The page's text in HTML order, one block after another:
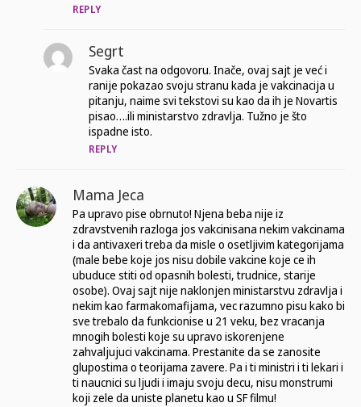
REPLY
Segrt
Svaka čast na odgovoru. Inače, ovaj sajt je već i
ranije pokazao svoju stranu kada je vakcinacija u
pitanju, naime svi tekstovi su kao da ih je Novartis
pisao….ili ministarstvo zdravlja. Tužno je što
ispadne isto.
REPLY
Mama Jeca
Pa upravo pise obrnuto! Njena beba nije iz
zdravstvenih razloga jos vakcinisana nekim vakcinama
i da antivaxeri treba da misle o osetljivim kategorijama
(male bebe koje jos nisu dobile vakcine koje ce ih
ubuduce stiti od opasnih bolesti, trudnice, starije
osobe). Ovaj sajt nije naklonjen ministarstvu zdravlja i
nekim kao farmakomafijama, vec razumno pisu kako bi
sve trebalo da funkcionise u 21 veku, bez vracanja
mnogih bolesti koje su upravo iskorenjene
zahvaljujuci vakcinama. Prestanite da se zanosite
glupostima o teorijama zavere. Pa i ti ministri i ti lekari i
ti naucnici su ljudi i imaju svoju decu, nisu monstrumi
koji zele da uniste planetu kao u SF filmu!